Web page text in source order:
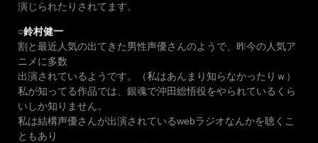
演じられたりされてます。
○鈴村健一
割と最近人気の出てきた男性声優さんのようで、昨今の人気ア
ニメに多数
出演されているようです。（私はあんまり知らなかったりｗ）
私が知ってる作品では、銀魂で沖田総悟役をやられているくら
いしか知りません。
私は結構声優さんが出演されているwebラジオなんかを聴くこ
ともあり